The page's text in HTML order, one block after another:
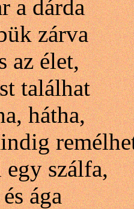
a dárda
zárva
az élet,
találhat
hátha,
szálfa,
ága